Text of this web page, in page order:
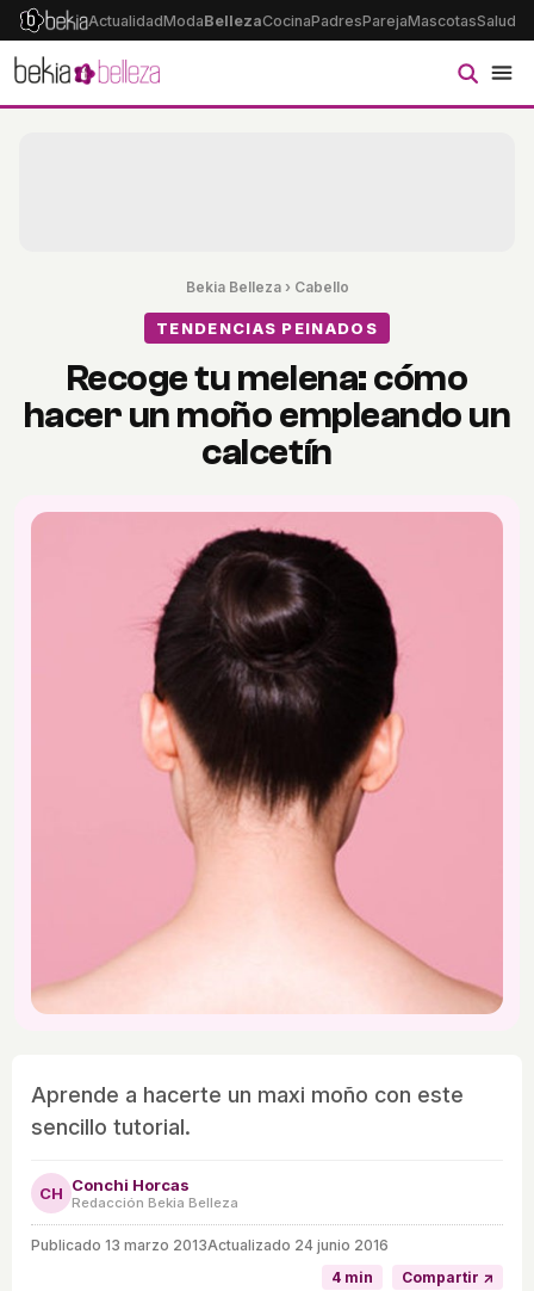
ActualidadModaBellezaCocinaPadresParejaMascotasSalud
Bekia Belleza› Cabello
TENDENCIAS PEINADOS
Recoge tu melena: cómo
hacer un moño empleando un
calcetín
Aprende a hacerte un maxi moño con este
sencillo tutorial.
CH Conchi Horcas
Redacción Bekia Belleza
Publicado 13 marzo 2013Actualizado 24 junio 2016
4 min
Compartir ↗